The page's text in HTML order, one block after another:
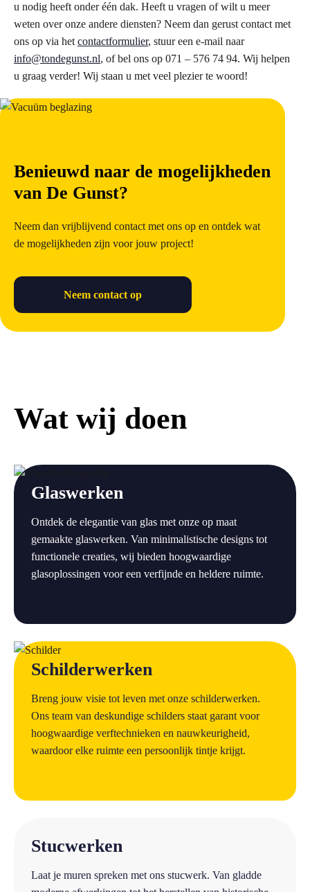
u nodig heeft onder één dak. Heeft u vragen of wilt u meer
weten over onze andere diensten? Neem dan gerust contact met
ons op via het contactformulier, stuur een e-mail naar
info@tondegunst.nl, of bel ons op 071 – 576 74 94. Wij helpen
u graag verder! Wij staan u met veel plezier te woord!
Benieuwd naar de mogelijkheden
van De Gunst?
Neem dan vrijblijvend contact met ons op en ontdek wat
de mogelijkheden zijn voor jouw project!
Neem contact op
Wat wij doen
Glaswerken
Ontdek de elegantie van glas met onze op maat
gemaakte glaswerken. Van minimalistische designs tot
functionele creaties, wij bieden hoogwaardige
glasoplossingen voor een verfijnde en heldere ruimte.
a
Schilderwerken
Breng jouw visie tot leven met onze schilderwerken.
Ons team van deskundige schilders staat garant voor
hoogwaardige verftechnieken en nauwkeurigheid,
waardoor elke ruimte een persoonlijk tintje krijgt.
a
Stucwerken
Laat je muren spreken met ons stucwerk. Van gladde